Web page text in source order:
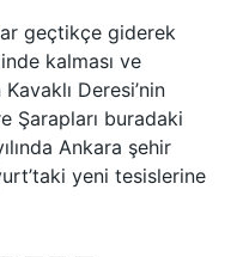
geçtikçe giderek
kalması ve
Deresi’nin
Şarapları buradaki
Ankara şehir
yeni tesislerine